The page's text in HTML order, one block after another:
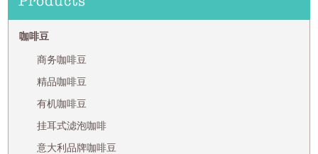
咖啡豆
商务咖啡豆
精品咖啡豆
有机咖啡豆
挂耳式滤泡咖啡
意大利品牌咖啡豆